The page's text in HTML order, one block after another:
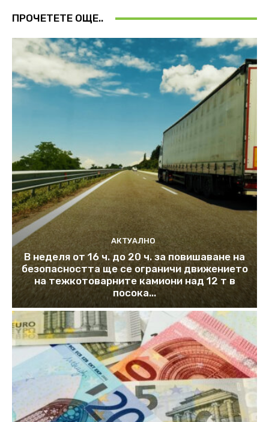
ПРОЧЕТЕТЕ ОЩЕ..
АКТУАЛНО
В неделя от 16 ч. до 20 ч. за повишаване на
безопасността ще се ограничи движението
на тежкотоварните камиони над 12 т в
посока...